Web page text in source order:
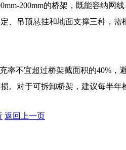
200mm的桥架，既能容纳网
吊顶悬挂和地面支撑三种，
不宜超过桥架截面积的40%，
对于可拆卸桥架，建议每半年
返回上一页